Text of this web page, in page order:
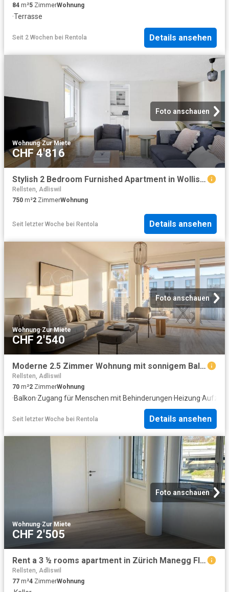
84 m²5 ZimmerWohnung
·Terrasse
Seit 2 Wochen bei Rentola Details ansehen
Foto anschauen
Wohnung·Zur Miete
CHF 4'816
Stylish 2 Bedroom Furnished Apartment in Wollishofen, Zurich Amsterdam Apartments for Rent
Rellsten, Adliswil
750 m²2 ZimmerWohnung
Seit letzter Woche bei Rentola Details ansehen
Foto anschauen
Wohnung·Zur Miete
CHF 2'540
Moderne 2.5 Zimmer Wohnung mit sonnigem Balkon, Zürich
Rellsten, Adliswil
70 m²2 ZimmerWohnung
·Balkon·Zugang für Menschen mit Behinderungen·Heizung·Aufzug
Seit letzter Woche bei Rentola Details ansehen
Foto anschauen
Wohnung·Zur Miete
CHF 2'505
Rent a 3 ½ rooms apartment in Zürich Manegg Flatfox
Rellsten, Adliswil
77 m²4 ZimmerWohnung